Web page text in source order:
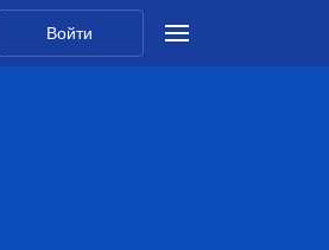
Войти